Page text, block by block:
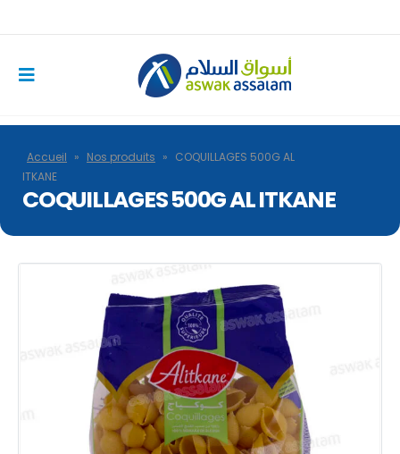
Accueil » Nos produits » COQUILLAGES 500G AL
ITKANE
COQUILLAGES 500G AL ITKANE